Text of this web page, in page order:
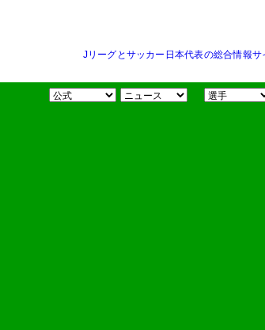
Jリーグとサッカー日本代表の総合情報サ